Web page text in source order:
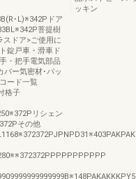
･L)※342Pドア
菩提樹
スドア>ご使用に
錠戸車・滑車ド
・把手電気部品
バー気密材･パッ
ード一覧
格子
リシェン
その他
ッキン